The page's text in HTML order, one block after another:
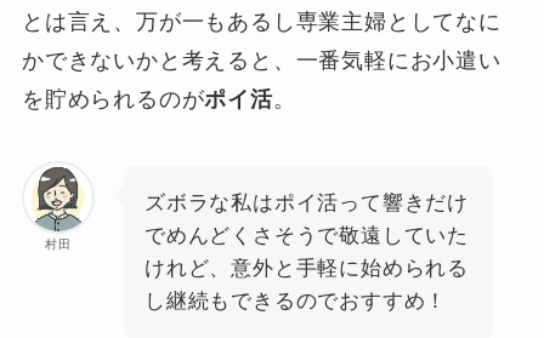
とは言え、万が一もあるし専業主婦としてなに
かできないかと考えると、一番気軽にお小遣い
を貯められるのがポイ活。
村田
ズボラな私はポイ活って響きだけ
でめんどくさそうで敬遠していた
けれど、意外と手軽に始められる
し継続もできるのでおすすめ！